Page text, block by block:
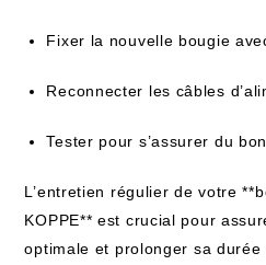
Fixer la nouvelle bougie
Reconnecter les câbles
Tester pour s’assurer du
L’entretien régulier de votre
KOPPE** est crucial pour
optimale et prolonger sa durée